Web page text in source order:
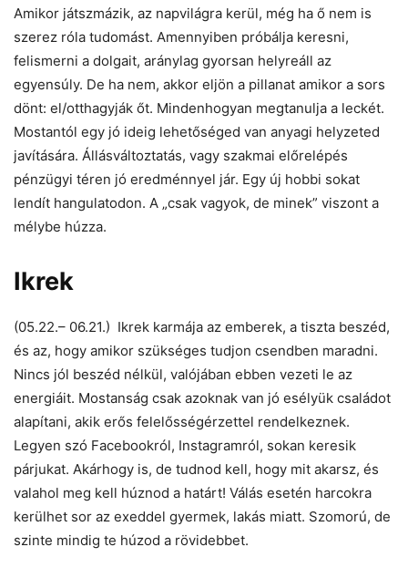
Amikor játszmázik, az napvilágra kerül, még ha ő nem is
szerez róla tudomást. Amennyiben próbálja keresni,
felismerni a dolgait, aránylag gyorsan helyreáll az
egyensúly. De ha nem, akkor eljön a pillanat amikor a sors
dönt: el/otthagyják őt. Mindenhogyan megtanulja a leckét.
Mostantól egy jó ideig lehetőséged van anyagi helyzeted
javítására. Állásváltoztatás, vagy szakmai előrelépés
pénzügyi téren jó eredménnyel jár. Egy új hobbi sokat
lendít hangulatodon. A „csak vagyok, de minek” viszont a
mélybe húzza.
Ikrek
(05.22.– 06.21.) Ikrek karmája az emberek, a tiszta beszéd,
és az, hogy amikor szükséges tudjon csendben maradni.
Nincs jól beszéd nélkül, valójában ebben vezeti le az
energiáit. Mostanság csak azoknak van jó esélyük családot
alapítani, akik erős felelősségérzettel rendelkeznek.
Legyen szó Facebookról, Instagramról, sokan keresik
párjukat. Akárhogy is, de tudnod kell, hogy mit akarsz, és
valahol meg kell húznod a határt! Válás esetén harcokra
kerülhet sor az exeddel gyermek, lakás miatt. Szomorú, de
szinte mindig te húzod a rövidebbet.